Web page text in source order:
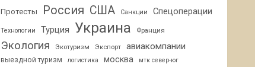
Протесты Россия США Санкции Спецоперации
Технологии Турция Украина Франция
Экология Экотуризм Экспорт авиакомпании
выездной туризм логистика москва мтк север-юг